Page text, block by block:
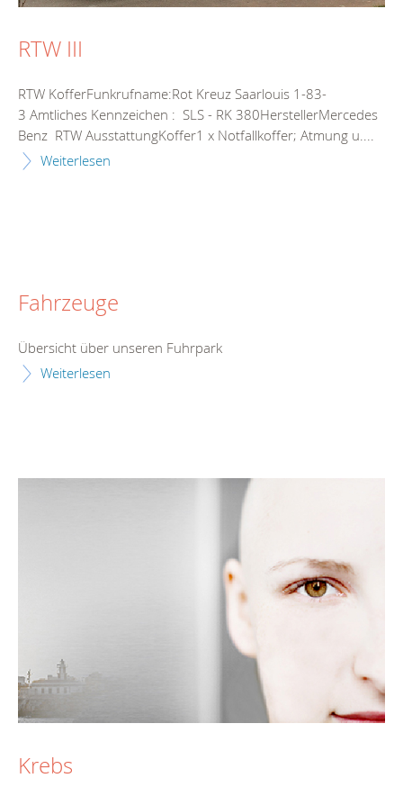
RTW III
RTW KofferFunkrufname:Rot Kreuz Saarlouis 1-83-
3 Amtliches Kennzeichen : SLS - RK 380HerstellerMercedes
Benz RTW AusstattungKoffer1 x Notfallkoffer; Atmung u....
Weiterlesen
Fahrzeuge
Übersicht über unseren Fuhrpark
Weiterlesen
Krebs